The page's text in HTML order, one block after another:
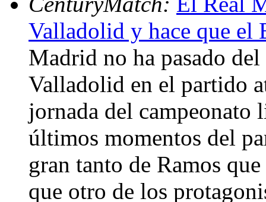
Valladolid y hace que el
Madrid no ha pasado
Valladolid en el partido
jornada del campeonato
últimos momentos del
gran tanto de Ramos
que otro de los